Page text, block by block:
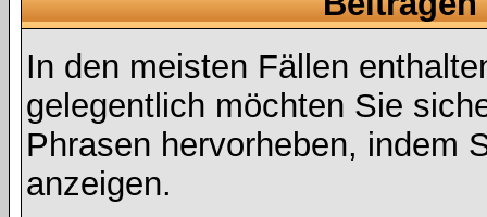
In den meisten Fällen
gelegentlich möchten Sie
Phrasen hervorheben, indem
anzeigen.